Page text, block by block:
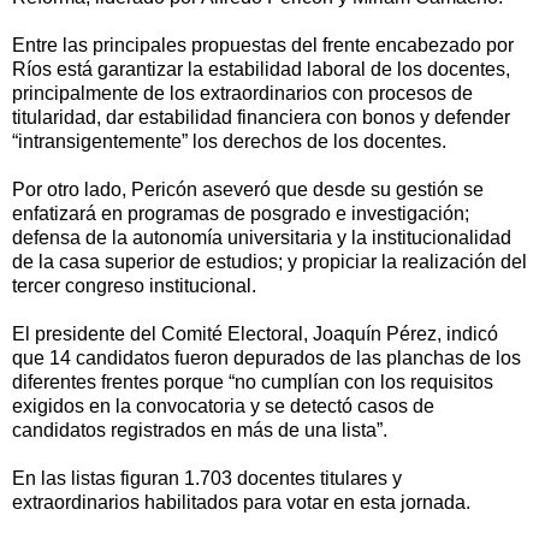
Entre las principales propuestas del frente encabezado por
Ríos está garantizar la estabilidad laboral de los docentes,
principalmente de los extraordinarios con procesos de
titularidad, dar estabilidad financiera con bonos y defender
“intransigentemente” los derechos de los docentes.
Por otro lado, Pericón aseveró que desde su gestión se
enfatizará en programas de posgrado e investigación;
defensa de la autonomía universitaria y la institucionalidad
de la casa superior de estudios; y propiciar la realización del
tercer congreso institucional.
El presidente del Comité Electoral, Joaquín Pérez, indicó
que 14 candidatos fueron depurados de las planchas de los
diferentes frentes porque “no cumplían con los requisitos
exigidos en la convocatoria y se detectó casos de
candidatos registrados en más de una lista”.
En las listas figuran 1.703 docentes titulares y
extraordinarios habilitados para votar en esta jornada.